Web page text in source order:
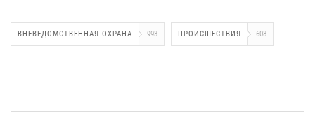
ВНЕВЕДОМСТВЕННАЯ ОХРАНА 993 ПРОИСШЕСТВИЯ 608